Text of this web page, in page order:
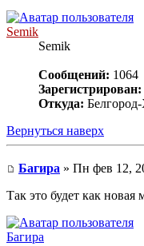
Semik
Semik
Сообщений: 1064
Зарегистрирован:
Откуда:
Вернуться наверх
Багира » Пн фев 12,
Так это будет как
Багира